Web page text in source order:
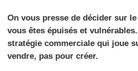
On vous presse de décider sur
vous êtes épuisés et vulnérables.
stratégie commerciale qui joue
vendre, pas pour créer.